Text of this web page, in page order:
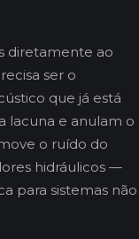
diretamente ao
ser o
que já está
lacuna e anulam o
o ruído do
hidráulicos —
para sistemas não